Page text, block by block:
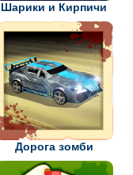
Шарики и Кирпичи
Дорога зомби